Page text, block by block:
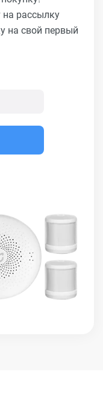
рассылку
на свой первый